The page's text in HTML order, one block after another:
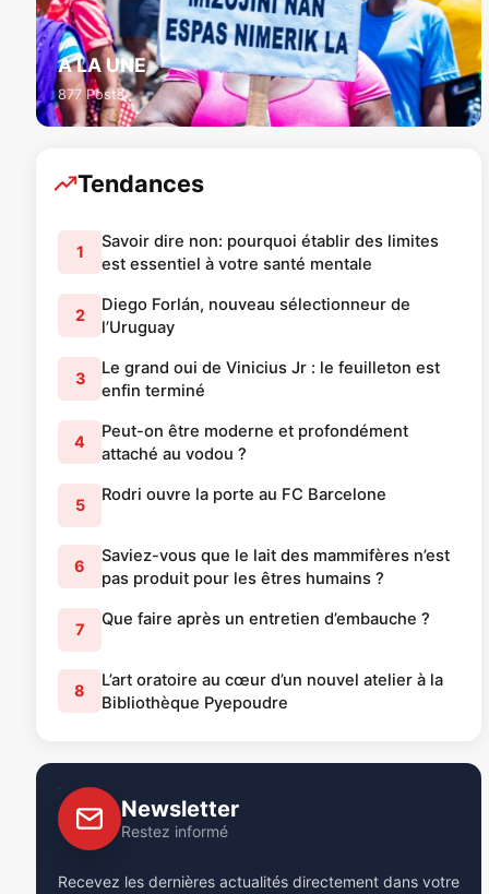
A LA UNE
877 Posts
Tendances
1
Savoir dire non: pourquoi établir des limites
est essentiel à votre santé mentale
2
Diego Forlán, nouveau sélectionneur de
l’Uruguay
3
Le grand oui de Vinicius Jr : le feuilleton est
enfin terminé
4
Peut-on être moderne et profondément
attaché au vodou ?
5
Rodri ouvre la porte au FC Barcelone
6
Saviez-vous que le lait des mammifères n’est
pas produit pour les êtres humains ?
7
Que faire après un entretien d’embauche ?
8
L’art oratoire au cœur d’un nouvel atelier à la
Bibliothèque Pyepoudre
Newsletter
Restez informé
Recevez les dernières actualités directement dans votre